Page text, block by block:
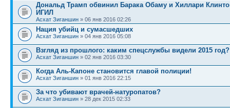
Дональд Трамп обвинил Барака Обаму и Хиллари
ИГИЛ
Асхат Зиганшин » 06 янв 2016 02:26
Нация убийц и сумасшедших
Асхат Зиганшин » 04 янв 2016 05:08
Взгляд из прошлого: каким спецслужбы видели 2015 год?
Асхат Зиганшин » 02 янв 2016 03:30
Когда Аль-Капоне становится главой полиции!
Асхат Зиганшин » 01 янв 2016 22:15
За что убивают врачей-натуропатов?
Асхат Зиганшин » 28 дек 2015 02:33